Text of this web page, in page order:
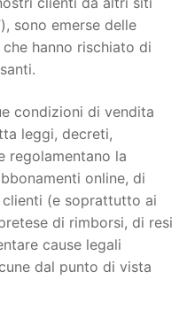
sono emerse delle
hanno rischiato di
condizioni di vendita
leggi, decreti,
regolamentano la
online, di
(e soprattutto ai
di rimborsi, di resi
cause legali
dal punto di vista